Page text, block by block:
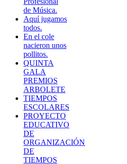
de Música.
Aquí jugamos
todos.
En el cole
nacieron unos
pollitos.
QUINTA
GALA
PREMIOS
ARBOLETE
TIEMPOS
ESCOLARES
PROYECTO
EDUCATIVO
DE
ORGANIZACIÓN
DE
TIEMPOS